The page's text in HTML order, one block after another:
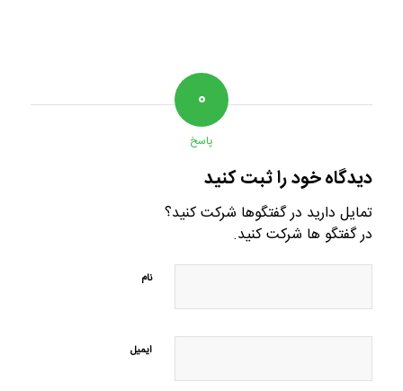
۰
پاسخ
دیدگاه خود را ثبت کنید
تمایل دارید در گفتگوها شرکت کنید؟
در گفتگو ها شرکت کنید.
نام
ایمیل